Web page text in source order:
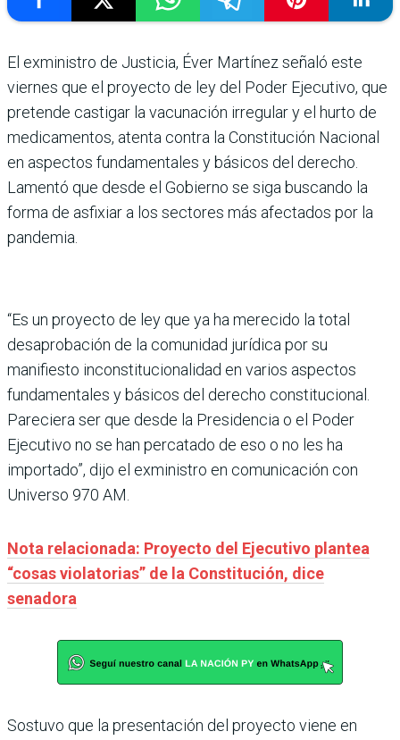
El exministro de Justicia, Éver Martínez señaló este
viernes que el proyecto de ley del Poder Ejecutivo, que
pretende castigar la vacunación irregular y el hurto de
medicamentos, atenta contra la Constitución Nacional
en aspectos fundamentales y básicos del derecho.
Lamentó que desde el Gobierno se siga buscando la
forma de asfixiar a los sectores más afectados por la
pandemia.
“Es un proyecto de ley que ya ha merecido la total
desaprobación de la comunidad jurídica por su
manifiesto inconstitucionalidad en varios aspectos
fundamentales y básicos del derecho constitucional.
Pareciera ser que desde la Presidencia o el Poder
Ejecutivo no se han percatado de eso o no les ha
importado”, dijo el exministro en comunicación con
Universo 970 AM.
Nota relacionada: Proyecto del Ejecutivo plantea
“cosas violatorias” de la Constitución, dice
senadora
Sostuvo que la presentación del proyecto viene en